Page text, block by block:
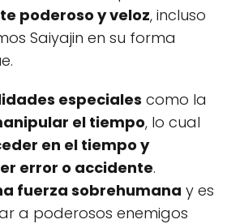
poderoso y veloz, incluso
Saiyajin en su forma
especiales como la
el tiempo, lo cual
en el tiempo y
error o accidente.
fuerza sobrehumana y es
a poderosos enemigos